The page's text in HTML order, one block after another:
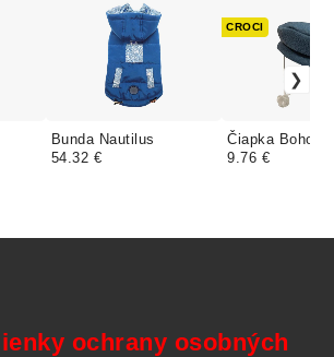
Bunda Nautilus
54.32 €
Čiapka Boho
CROCI
9.76 €
ochrany osobných